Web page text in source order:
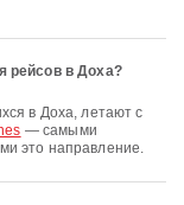
рейсов в Доха?
в Доха, летают с
— самыми
это направление.